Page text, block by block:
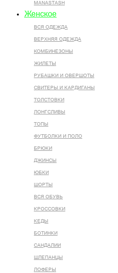
MANASTASH
Женское
ВСЯ ОДЕЖДА
ВЕРХНЯЯ ОДЕЖДА
КОМБИНЕЗОНЫ
ЖИЛЕТЫ
РУБАШКИ И ОВЕРШОТЫ
СВИТЕРЫ И КАРДИГАНЫ
ТОЛСТОВКИ
ЛОНГСЛИВЫ
ТОПЫ
ФУТБОЛКИ И ПОЛО
БРЮКИ
ДЖИНСЫ
ЮБКИ
ШОРТЫ
ВСЯ ОБУВЬ
КРОССОВКИ
КЕДЫ
БОТИНКИ
САНДАЛИИ
ШЛЕПАНЦЫ
ЛОФЕРЫ